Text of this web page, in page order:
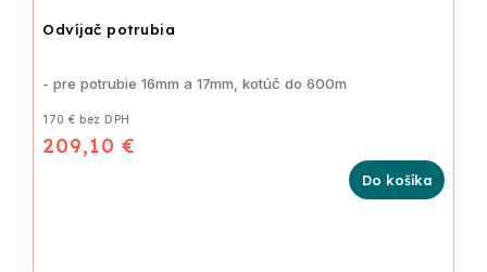
Odvíjač potrubia
170 € bez DPH
209,10 €
Do košíka
- pre potrubie 16mm a 17mm, kotúč do 600m